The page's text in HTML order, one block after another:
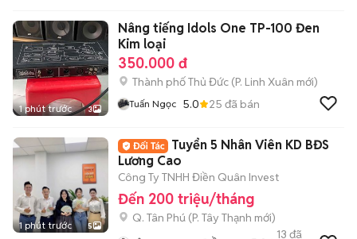
1 phút trước 3
Nâng tiếng Idols One TP-100 Đen
Kim loại
350.000 đ
Thành phố Thủ Đức (P. Linh Xuân mới)
Tuấn Ngọc 5.0 25 đã bán
1 phút trước 5
Tuyển 5 Nhân Viên KD BĐS
Lương Cao
Công Ty TNHH Điền Quân Invest
Đến 200 triệu/tháng
Q. Tân Phú (P. Tây Thạnh mới)
13 đã